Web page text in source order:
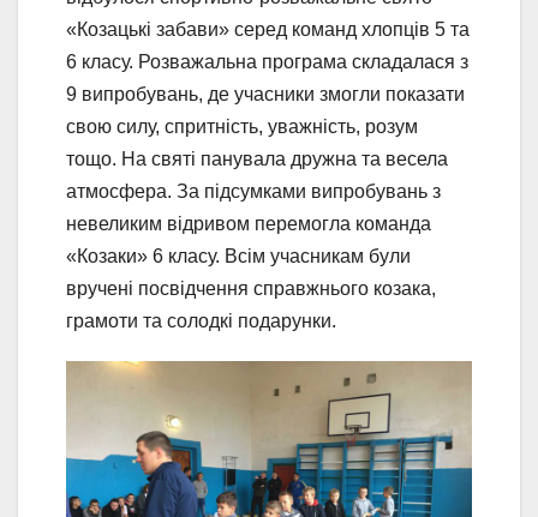
«Козацькі забави» серед команд хлопців 5 та
6 класу. Розважальна програма складалася з
9 випробувань, де учасники змогли показати
свою силу, спритність, уважність, розум
тощо. На святі панувала дружна та весела
атмосфера. За підсумками випробувань з
невеликим відривом перемогла команда
«Козаки» 6 класу. Всім учасникам були
вручені посвідчення справжнього козака,
грамоти та солодкі подарунки.